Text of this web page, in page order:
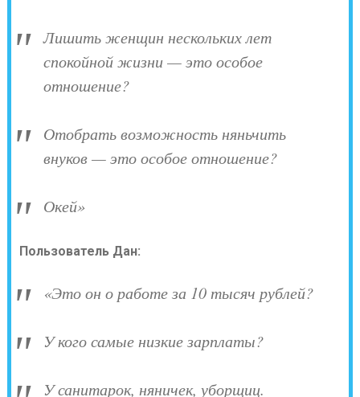
Лишить женщин нескольких лет
спокойной жизни — это особое
отношение?
Отобрать возможность няньчить
внуков — это особое отношение?
Окей»
Пользователь Дан:
«Это он о работе за 10 тысяч рублей?
У кого самые низкие зарплаты?
У санитарок, няничек, уборщиц.